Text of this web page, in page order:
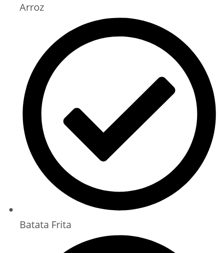
Arroz
Batata Frita